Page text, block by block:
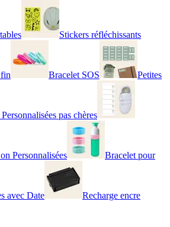
Stickers réfléchissants
Bracelet SOS Petites
pas chères
Personnalisées Bracelet pour
avec Date
Recharge encre